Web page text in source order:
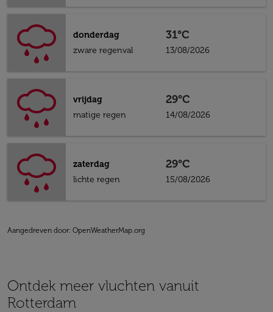
donderdag
zware regenval
31°C
13/08/2026
vrijdag
matige regen
29°C
14/08/2026
zaterdag
lichte regen
29°C
15/08/2026
Aangedreven door: OpenWeatherMap.org
Ontdek meer vluchten vanuit
Rotterdam